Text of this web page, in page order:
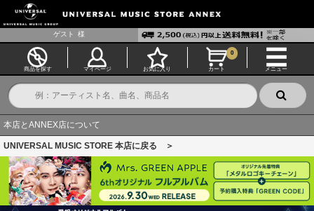
ゲスト 様
商品を探す マイページ お気に入り カート
0
メニュー
本店とANNEX店について
UNIVERSAL MUSIC STORE 本店に戻る ＞